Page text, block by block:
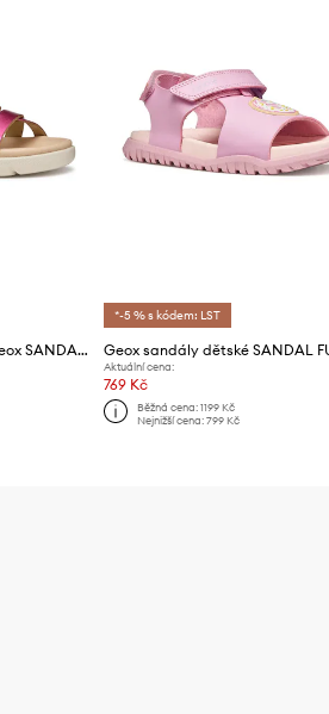
Dětské kožené sandály Geox SANDAL SOLEIMA
*-5 % s kódem: LST
Aktuální cena:
769 Kč
Běžná cena: 1199 Kč
Nejnižší cena: 799 Kč